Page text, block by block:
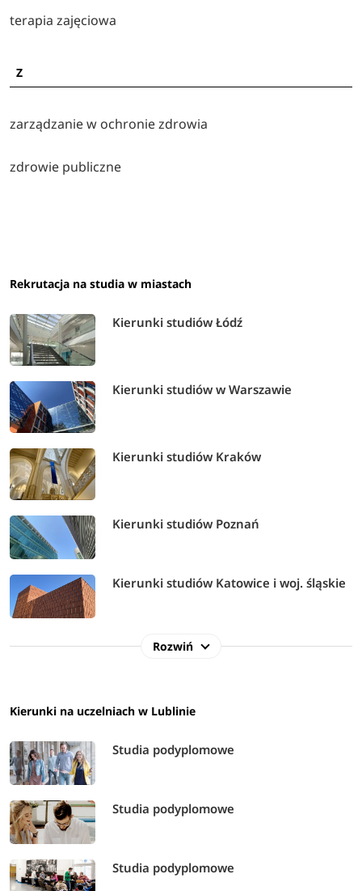
terapia zajęciowa
Z
zarządzanie w ochronie zdrowia
zdrowie publiczne
Rekrutacja na studia w miastach
Kierunki studiów Łódź
Kierunki studiów w Warszawie
Kierunki studiów Kraków
Kierunki studiów Poznań
Kierunki studiów Katowice i woj. śląskie
Rozwiń
Kierunki na uczelniach w Lublinie
Studia podyplomowe
Studia podyplomowe
Studia podyplomowe